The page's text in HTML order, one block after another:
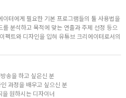
터에게 필요한 기본 프로그램들의 툴 사용법을
분석하고 목적에 맞는 연출과 주제 선정 등으
펙트와 디자인을 입혀 유튜브 크리에이터로서의
송을 하고 싶은신 분
과정을 배우고 싶으신 분
원하시는 디자이너